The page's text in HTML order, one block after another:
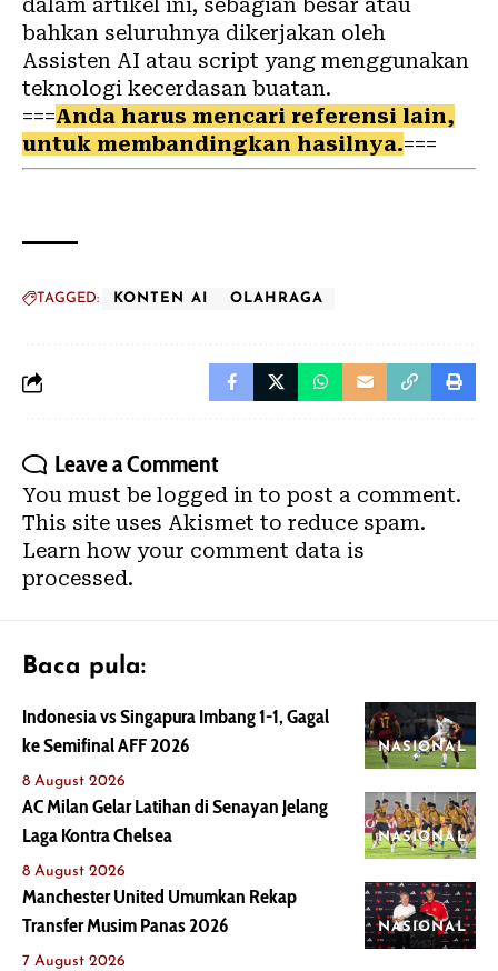
bahkan seluruhnya dikerjakan oleh
Assisten AI atau script yang menggunakan
teknologi kecerdasan buatan.
===Anda harus mencari referensi lain,
untuk membandingkan hasilnya.===
TAGGED: KONTEN AI OLAHRAGA
Leave a Comment
You must be logged in to post a comment.
This site uses Akismet to reduce spam.
Learn how your comment data is
processed.
Baca pula:
NASIONAL
Indonesia vs Singapura Imbang 1-1, Gagal
ke Semifinal AFF 2026
8 August 2026
NASIONAL
AC Milan Gelar Latihan di Senayan Jelang
Laga Kontra Chelsea
8 August 2026
NASIONAL
Manchester United Umumkan Rekap
Transfer Musim Panas 2026
7 August 2026